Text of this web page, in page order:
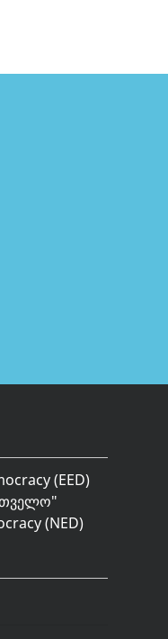
(EED)
"
(NED)